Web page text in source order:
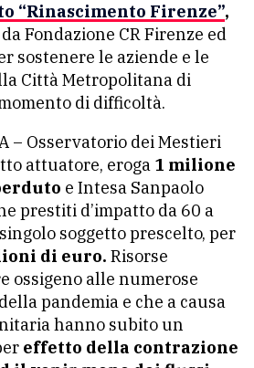
“Rinascimento Firenze”,
Fondazione CR Firenze ed
sostenere le aziende e le
Città Metropolitana di
di difficoltà.
– Osservatorio dei Mestieri
attuatore, eroga 1 milione
e Intesa Sanpaolo
prestiti d’impatto da 60 a
soggetto prescelto, per
di euro. Risorse
ossigeno alle numerose
pandemia e che a causa
hanno subito un
effetto della contrazione